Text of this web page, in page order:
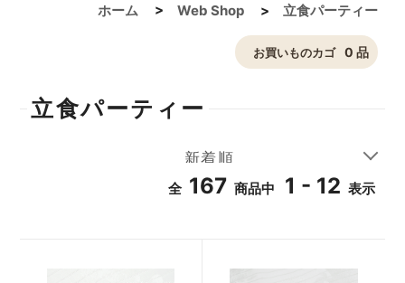
ホーム > Web Shop > 立食パーティー
お買いものカゴ 0 品
立食パーティー
全 167 商品中 1 - 12 表示